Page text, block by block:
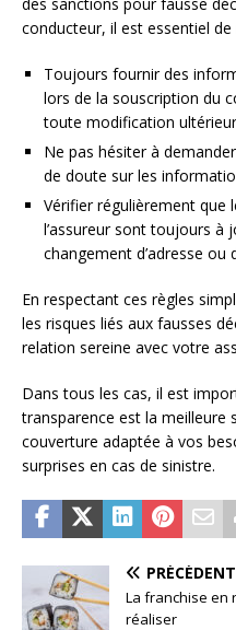
conducteur, il est essentiel
Toujours fournir des
lors de la souscription du
toute modification
Ne pas hésiter à
de doute sur les
Vérifier régulièrement que
l’assureur sont toujours à
changement d’adresse
En respectant ces règles
les risques liés aux fausses
relation sereine avec votre
Dans tous les cas, il est
transparence est la meilleure
couverture adaptée à vos
surprises en cas de sinistre.
PRÉCÉDENT
La franchise en
réaliser